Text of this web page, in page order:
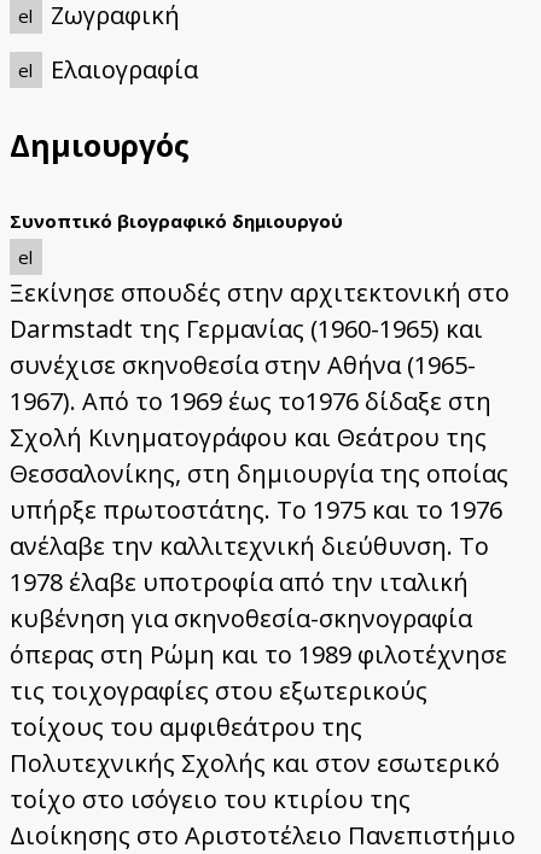
el Ζωγραφική
el Ελαιογραφία
Δημιουργός
Συνοπτικό βιογραφικό δημιουργού
el
Ξεκίνησε σπουδές στην αρχιτεκτονική στο
Darmstadt της Γερμανίας (1960-1965) και
συνέχισε σκηνοθεσία στην Αθήνα (1965-
1967). Από το 1969 έως το1976 δίδαξε στη
Σχολή Κινηματογράφου και Θεάτρου της
Θεσσαλονίκης, στη δημιουργία της οποίας
υπήρξε πρωτοστάτης. Το 1975 και το 1976
ανέλαβε την καλλιτεχνική διεύθυνση. Το
1978 έλαβε υποτροφία από την ιταλική
κυβένηση για σκηνοθεσία-σκηνογραφία
όπερας στη Ρώμη και το 1989 φιλοτέχνησε
τις τοιχογραφίες στου εξωτερικούς
τοίχους του αμφιθεάτρου της
Πολυτεχνικής Σχολής και στον εσωτερικό
τοίχο στο ισόγειο του κτιρίου της
Διοίκησης στο Αριστοτέλειο Πανεπιστήμιο